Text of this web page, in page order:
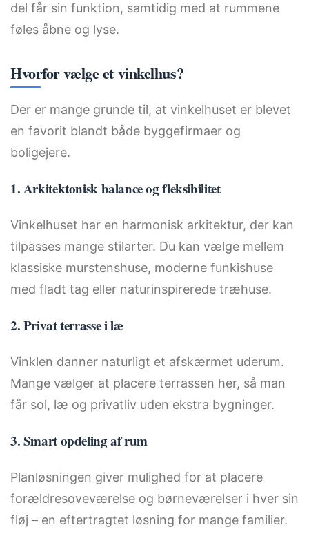
del får sin funktion, samtidig med at rummene
føles åbne og lyse.
Hvorfor vælge et vinkelhus?
Der er mange grunde til, at vinkelhuset er blevet
en favorit blandt både byggefirmaer og
boligejere.
1. Arkitektonisk balance og fleksibilitet
Vinkelhuset har en harmonisk arkitektur, der kan
tilpasses mange stilarter. Du kan vælge mellem
klassiske murstenshuse, moderne funkishuse
med fladt tag eller naturinspirerede træhuse.
2. Privat terrasse i læ
Vinklen danner naturligt et afskærmet uderum.
Mange vælger at placere terrassen her, så man
får sol, læ og privatliv uden ekstra bygninger.
3. Smart opdeling af rum
Planløsningen giver mulighed for at placere
forældresoveværelse og børneværelser i hver sin
fløj – en eftertragtet løsning for mange familier.